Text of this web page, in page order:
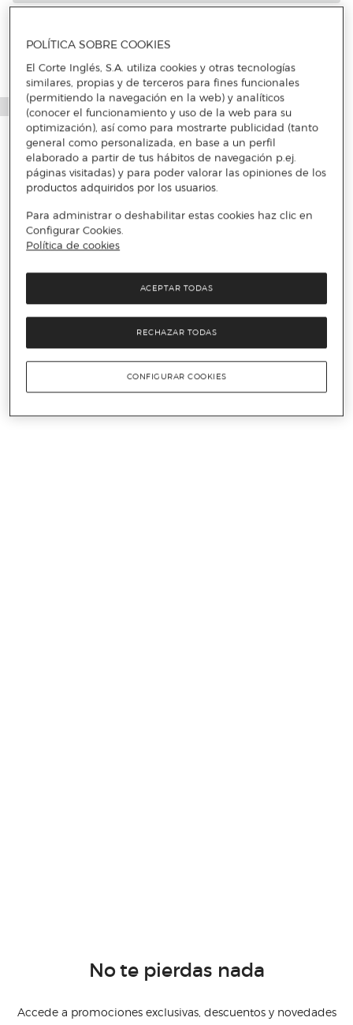
No te pierdas nada
Accede a promociones exclusivas, descuentos y novedades
POLÍTICA SOBRE COOKIES
El Corte Inglés, S.A. utiliza cookies y otras tecnologías
similares, propias y de terceros para fines funcionales
(permitiendo la navegación en la web) y analíticos
(conocer el funcionamiento y uso de la web para su
optimización), así como para mostrarte publicidad (tanto
general como personalizada, en base a un perfil
elaborado a partir de tus hábitos de navegación p.ej.
páginas visitadas) y para poder valorar las opiniones de los
productos adquiridos por los usuarios.
Para administrar o deshabilitar estas cookies haz clic en
Configurar Cookies.
Política de cookies
RECHAZAR TODAS
ACEPTAR TODAS
CONFIGURAR COOKIES